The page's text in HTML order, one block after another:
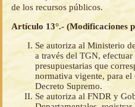
de los recursos públicos.
Artículo 13°.- (Modificaciones
Se autoriza al Ministerio
a través del TGN,
presupuestarias que
normativa vigente, para
Decreto Supremo.
Se autoriza al FNDR y